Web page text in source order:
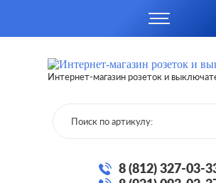
Интернет-магазин розеток и
8 (812) 327-03-